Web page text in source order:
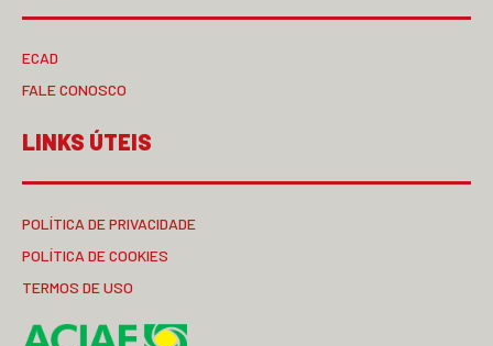
ECAD
FALE CONOSCO
LINKS ÚTEIS
POLÍTICA DE PRIVACIDADE
POLÍTICA DE COOKIES
TERMOS DE USO